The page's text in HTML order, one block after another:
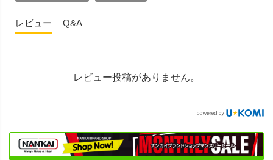
レビュー Q&A
レビュー投稿がありません。